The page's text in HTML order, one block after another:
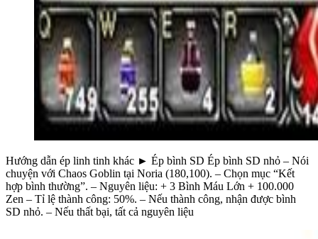
Hướng dẫn ép linh tinh khác ► Ép bình SD Ép bình SD nhỏ – Nói
chuyện với Chaos Goblin tại Noria (180,100). – Chọn mục “Kết
hợp bình thường”. – Nguyên liệu: + 3 Bình Máu Lớn + 100.000
Zen – Tỉ lệ thành công: 50%. – Nếu thành công, nhận được bình
SD nhỏ. – Nếu thất bại, tất cả nguyên liệu